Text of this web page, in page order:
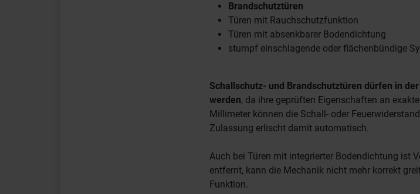
Brandschutztüren
Türen mit Rauchschutzfunktion
Türen mit absenkbarer Bodendichtung
stumpf einschlagende oder flächenbündige
Schallschutz- und Brandschutztüren dürfen in
werden, da ihre geprüften Eigenschaften an
Millimeter können die Schall- oder
Zulassung erlischt damit automatisch.
Auch bei Türen mit integrierter Bodendichtung ist
entfernt, kann die Mechanik nicht mehr korrekt
Funktion.